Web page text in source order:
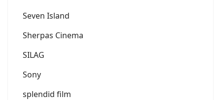
Seven Island
Sherpas Cinema
SILAG
Sony
splendid film